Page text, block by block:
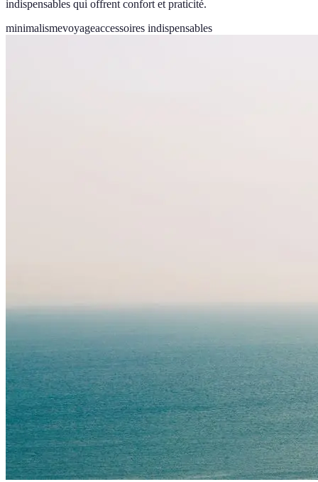
indispensables qui offrent confort et praticité.
minimalismevoyageaccessoires indispensables